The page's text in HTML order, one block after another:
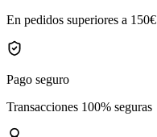
En pedidos superiores a 150€
Pago seguro
Transacciones 100% seguras